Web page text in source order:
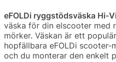
eFOLDi ryggstödsväska Hi-
väska för din elscooter med
mörker. Väskan är ett
hopfällbara eFOLDi scooter-
och du monterar den enkelt